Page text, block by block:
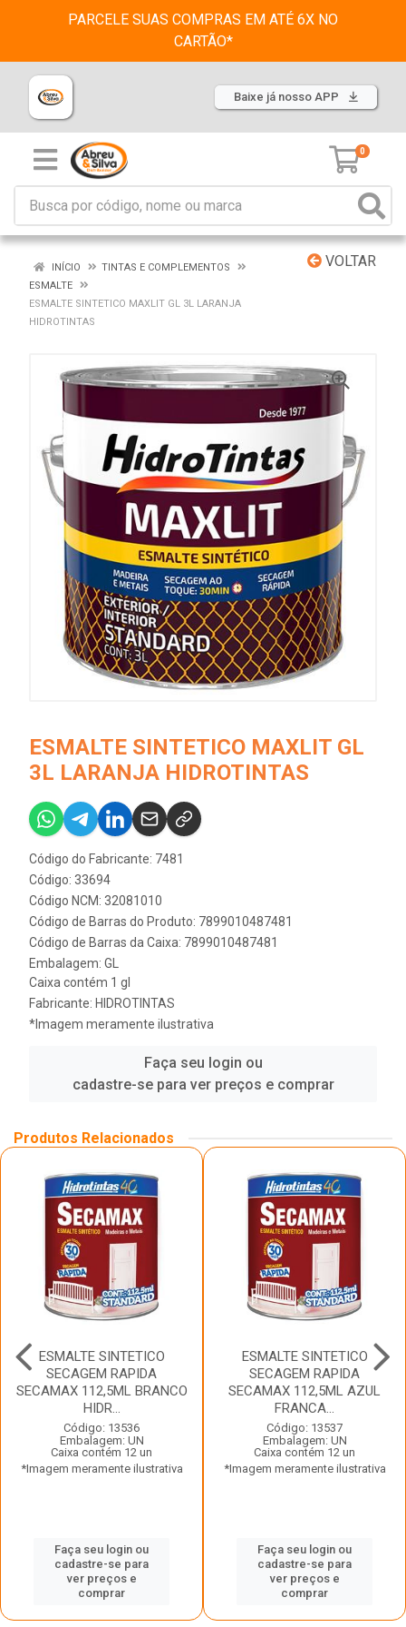
PARCELE SUAS COMPRAS EM ATÉ 6X NO
CARTÃO*
Baixe já nosso APP
0
VOLTAR
INÍCIO
TINTAS E COMPLEMENTOS
ESMALTE
ESMALTE SINTETICO MAXLIT GL 3L LARANJA
HIDROTINTAS
ESMALTE SINTETICO MAXLIT GL
3L LARANJA HIDROTINTAS
Código do Fabricante: 7481
Código: 33694
Código NCM: 32081010
Código de Barras do Produto: 7899010487481
Código de Barras da Caixa: 7899010487481
Embalagem: GL
Caixa contém 1 gl
Fabricante: HIDROTINTAS
*Imagem meramente ilustrativa
Faça seu login ou
cadastre-se para ver preços e comprar
Produtos Relacionados
ESMALTE SINTETICO
SECAGEM RAPIDA
SECAMAX 112,5ML BRANCO
HIDR...
Código: 13536
Embalagem: UN
Caixa contém 12 un
*Imagem meramente ilustrativa
Faça seu login ou
cadastre-se para
ver preços e
comprar
ESMALTE SINTETICO
SECAGEM RAPIDA
SECAMAX 112,5ML AZUL
FRANCA...
Código: 13537
Embalagem: UN
Caixa contém 12 un
*Imagem meramente ilustrativa
Faça seu login ou
cadastre-se para
ver preços e
comprar